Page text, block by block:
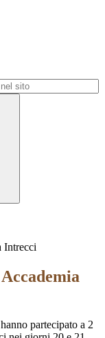
Intrecci
partecipato a 2